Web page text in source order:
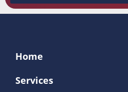
Home
Services